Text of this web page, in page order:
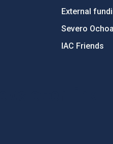
External
Severo
IAC Friends